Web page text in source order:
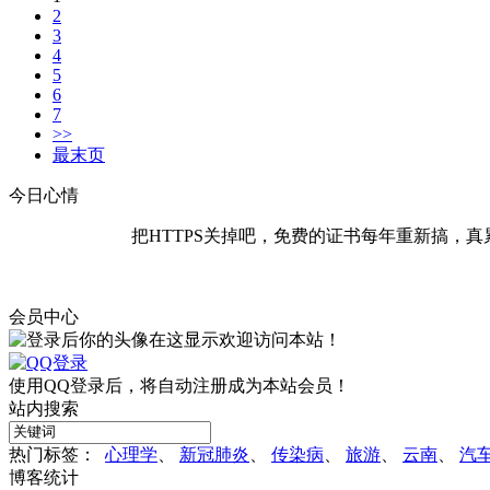
2
3
4
5
6
7
>>
最末页
今日心情
把HTTPS关掉吧，免费的证书每年重新搞，真
会员中心
欢迎访问本站！
使用QQ登录后，将自动注册成为本站会员！
站内搜索
热门标签： 心理学 新冠肺炎 传染病 旅游 云南
汽
博客统计